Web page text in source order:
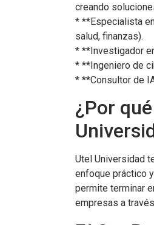
creando
* **Especialista
salud, finanzas).
* **Investigador
* **Ingeniero de
* **Consultor de
¿Por
Utel Universidad
enfoque práctico
permite terminar
empresas a